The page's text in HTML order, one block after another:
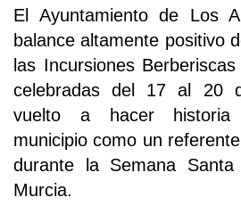
El Ayuntamiento de Los
balance altamente positivo
las Incursiones
celebradas del 17 al 20
vuelto a hacer historia
municipio como un
durante la Semana
Murcia.